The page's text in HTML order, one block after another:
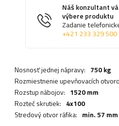
Náš konzultant
výbere produktu
Zadanie
+421 233 329 500
Nosnosť jednej nápravy: 750 kg
Rozmiestnenie upevňovacích
Rozstup nábojov: 1520 mm
Rozteč skrutiek: 4x100
Stredový otvor ráfika: min. 57 mm